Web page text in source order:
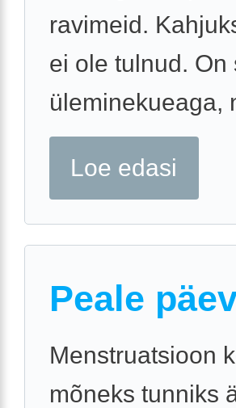
ravimeid.
ei ole tulnud.
üleminekueaga,
Loe edasi
Peale
Menstruatsioon
mõneks tunniks